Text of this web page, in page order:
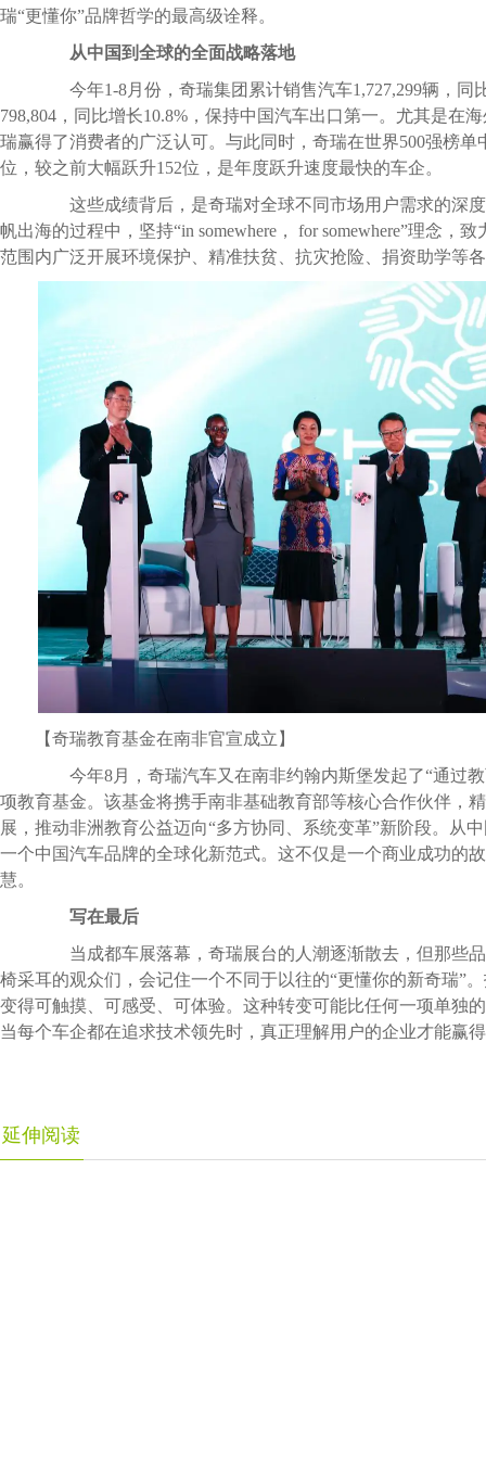
瑞“更懂你”品牌哲学的最高级诠释。
从中国到全球的全面战略落地
今年1-8月份，奇瑞集团累计销售汽车1,727,299辆，同
798,804，同比增长10.8%，保持中国汽车出口第一。尤其是在
瑞赢得了消费者的广泛认可。与此同时，奇瑞在世界500强榜单
位，较之前大幅跃升152位，是年度跃升速度最快的车企。
这些成绩背后，是奇瑞对全球不同市场用户需求的深度
帆出海的过程中，坚持“in somewhere， for somewhere”理念，
范围内广泛开展环境保护、精准扶贫、抗灾抢险、捐资助学等
【奇瑞教育基金在南非官宣成立】
今年8月，奇瑞汽车又在南非约翰内斯堡发起了“通过教
项教育基金。该基金将携手南非基础教育部等核心合作伙伴，
展，推动非洲教育公益迈向“多方协同、系统变革”新阶段。从
一个中国汽车品牌的全球化新范式。这不仅是一个商业成功的
慧。
写在最后
当成都车展落幕，奇瑞展台的人潮逐渐散去，但那些品
椅采耳的观众们，会记住一个不同于以往的“更懂你的新奇瑞”
变得可触摸、可感受、可体验。这种转变可能比任何一项单
当每个车企都在追求技术领先时，真正理解用户的企业才能赢
延伸阅读